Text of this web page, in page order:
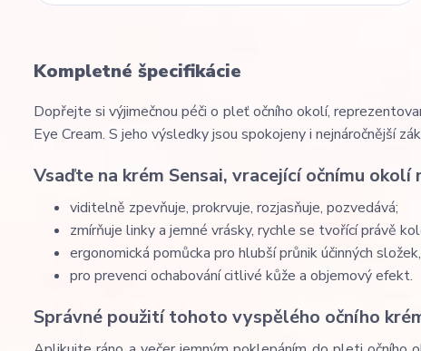
Kompletné špecifikácie
Dopřejte si výjimečnou péči o pleť očního okolí,
Eye Cream. S jeho výsledky jsou spokojeny i nejnáročnější
Vsaďte na krém Sensai, vracející očnímu
viditelně zpevňuje, prokrvuje, rozjasňuje, pozvedává;
zmírňuje linky a jemné vrásky, rychle se tvořící právě
ergonomická pomůcka pro hlubší průnik účinných složek,
pro prevenci ochabování citlivé kůže a objemový efekt.
Správné použití tohoto vyspělého očního